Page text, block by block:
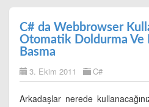
C# da Webbrowser
Otomatik Doldurma Ve
Basma
3. Ekim 2011 C#
Arkadaşlar nerede